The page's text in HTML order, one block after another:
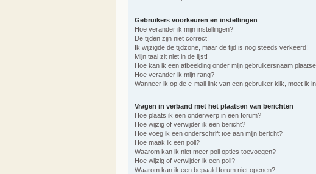
Gebruikers voorkeuren en instellingen
Hoe verander ik mijn instellingen?
De tijden zijn niet correct!
Ik wijzigde de tijdzone, maar de tijd is nog steeds verkeerd!
Mijn taal zit niet in de lijst!
Hoe kan ik een afbeelding onder mijn gebruikersnaam
Hoe verander ik mijn rang?
Wanneer ik op de e-mail link van een gebruiker klik, moet ik
Vragen in verband met het plaatsen van berichten
Hoe plaats ik een onderwerp in een forum?
Hoe wijzig of verwijder ik een bericht?
Hoe voeg ik een onderschrift toe aan mijn bericht?
Hoe maak ik een poll?
Waarom kan ik niet meer poll opties toevoegen?
Hoe wijzig of verwijder ik een poll?
Waarom kan ik een bepaald forum niet openen?